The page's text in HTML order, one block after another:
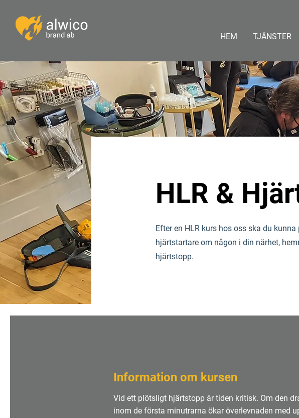
HEM TJÄNSTER
HLR &
Efter en HLR kurs hos oss ska du
hjärtstartare om någon i din närhet,
hjärtstopp.
Information om kursen
Vid ett plötsligt hjärtstopp är tiden kritisk. Om den
inom de första minutrarna ökar överlevnaden med